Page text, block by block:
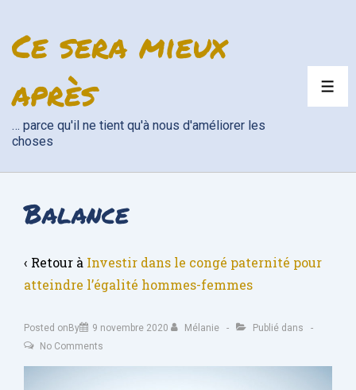
passer
au
principal
Ce sera mieux
après
… parce qu'il ne tient qu'à nous d'améliorer les
choses
Balance
‹ Retour à Investir dans le congé paternité pour
atteindre l’égalité hommes-femmes
Posted onBy 9 novembre 2020 Mélanie
Publié dans
No Comments